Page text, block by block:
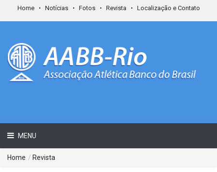
Home Notícias Fotos Revista Localização e Contato
MENU
Home / Revista